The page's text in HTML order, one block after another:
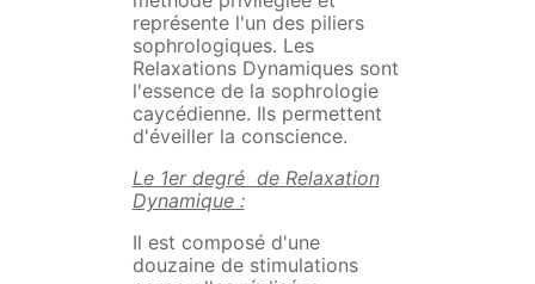
représente l'un des piliers
sophrologiques. Les
Relaxations Dynamiques sont
l'essence de la sophrologie
caycédienne. Ils permettent
d'éveiller la conscience.
Le 1er degré de Relaxation
Dynamique :
Il est composé d'une
douzaine de stimulations